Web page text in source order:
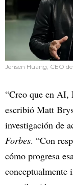
Jensen Huang, CEO de
“Creo que en AI,
escribió Matt
investigación de
Forbes. “Con
cómo progresa
conceptualmente